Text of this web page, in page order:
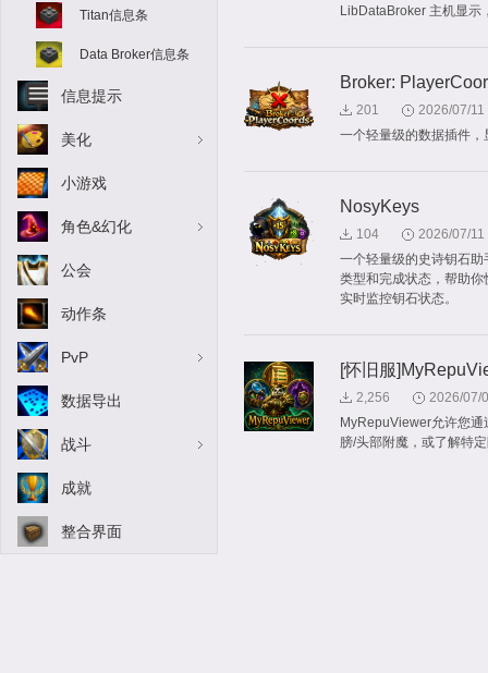
Titan信息条
Data Broker信息条
信息提示
美化
小游戏
角色&幻化
公会
动作条
PvP
数据导出
战斗
成就
整合界面
LibDataBroker 主机显示
Broker:
201
2026/07/11
一个轻量级的数据插件
NosyKeys
104
2026/07/11
一个轻量级的史诗钥石
类型和完成状态，帮助
实时监控钥石状态。
[怀旧服
2,256
2026/07/
MyRepuViewer允许您
膀/头部附魔，或了解特